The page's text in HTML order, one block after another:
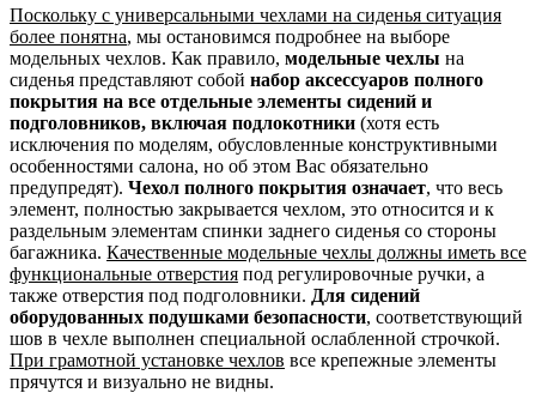
Поскольку с универсальными чехлами на сиденья ситуация
более понятна, мы остановимся подробнее на выборе
модельных чехлов. Как правило, модельные чехлы на
сиденья представляют собой набор аксессуаров полного
покрытия на все отдельные элементы сидений и
подголовников, включая подлокотники (хотя есть
исключения по моделям, обусловленные конструктивными
особенностями салона, но об этом Вас обязательно
предупредят). Чехол полного покрытия означает, что весь
элемент, полностью закрывается чехлом, это относится и к
раздельным элементам спинки заднего сиденья со стороны
багажника. Качественные модельные чехлы должны иметь все
функциональные отверстия под регулировочные ручки, а
также отверстия под подголовники. Для сидений
оборудованных подушками безопасности, соответствующий
шов в чехле выполнен специальной ослабленной строчкой.
При грамотной установке чехлов все крепежные элементы
прячутся и визуально не видны.